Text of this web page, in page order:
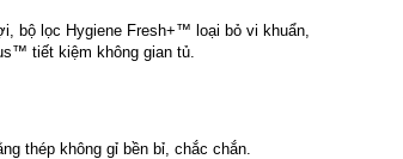
bộ lọc Hygiene Fresh+™ loại bỏ vi khuẩn,
tiết kiệm không gian tủ.
thép không gỉ bền bỉ, chắc chắn.